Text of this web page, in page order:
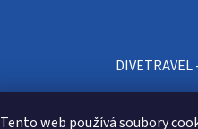
Tento web používá soubory